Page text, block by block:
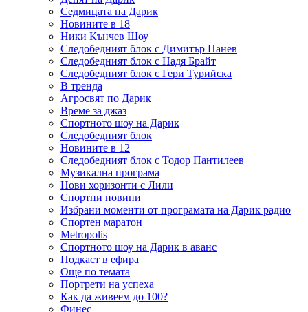
Седмицата на Дарик
Новините в 18
Ники Кънчев Шоу
Следобедният блок с Димитър Панев
Следобедният блок с Надя Брайт
Следобедният блок с Гери Турийска
В тренда
Агросвят по Дарик
Време за джаз
Спортното шоу на Дарик
Следобедният блок
Новините в 12
Следобедният блок с Тодор Пантилеев
Музикална програма
Нови хоризонти с Лили
Спортни новини
Избрани моменти от програмата на Дарик радио
Спортен маратон
Metropolis
Спортното шоу на Дарик в аванс
Подкаст в ефира
Още по темата
Портрети на успеха
Как да живеем до 100?
Финес